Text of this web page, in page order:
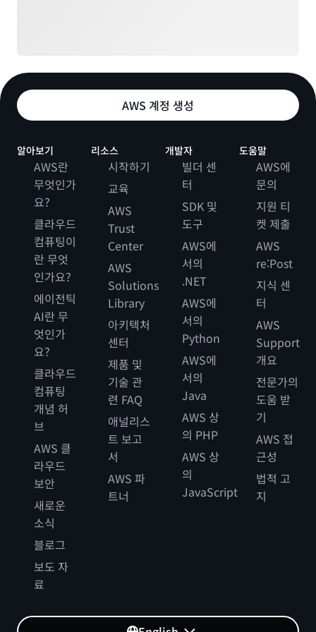
AWS 계정 생성
알아보기
AWS란
무엇인가
요?
클라우드
컴퓨팅이
란 무엇
인가요?
에이전틱
AI란 무
엇인가
요?
클라우드
컴퓨팅
개념 허
브
AWS 클
라우드
보안
새로운
소식
블로그
보도 자
료
리소스
시작하기
교육
AWS
Trust
Center
AWS
Solutions
Library
아키텍처
센터
제품 및
기술 관
련 FAQ
애널리스
트 보고
서
AWS 파
트너
개발자
빌더 센
터
SDK 및
도구
AWS에
서의
.NET
AWS에
서의
Python
AWS에
서의
Java
AWS 상
의 PHP
AWS 상
의
JavaScript
도움말
AWS에
문의
지원 티
켓 제출
AWS
re:Post
지식 센
터
AWS
Support
개요
전문가의
도움 받
기
AWS 접
근성
법적 고
지